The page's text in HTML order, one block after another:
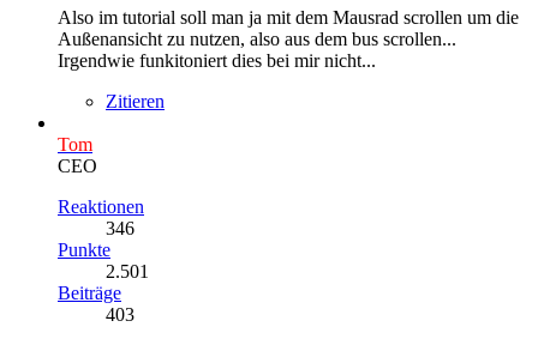
Also im tutorial soll man ja mit dem Mausrad scrollen um die
Außenansicht zu nutzen, also aus dem bus scrollen...
Irgendwie funkitoniert dies bei mir nicht...
Zitieren
Tom
CEO
Reaktionen
346
Punkte
2.501
Beiträge
403